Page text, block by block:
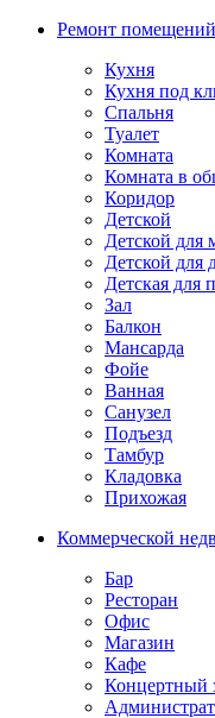
Ремонт помещений
Кухня
Кухня под
Спальня
Туалет
Комната
Комната в
Коридор
Детской
Детской для
Детской для
Детская для
Зал
Балкон
Мансарда
Фойе
Ванная
Санузел
Подъезд
Тамбур
Кладовка
Прихожая
Коммерческой
Бар
Ресторан
Офис
Магазин
Кафе
Концертный